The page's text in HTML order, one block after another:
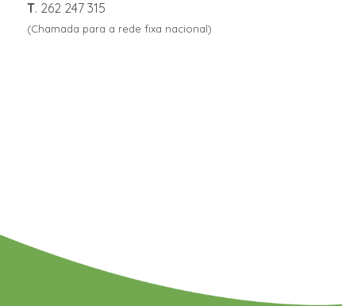
T. 262 247 315
(Chamada para a rede fixa nacional)